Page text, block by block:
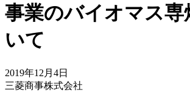
事業のバイオマス専
いて
2019年12月4日
三菱商事株式会社